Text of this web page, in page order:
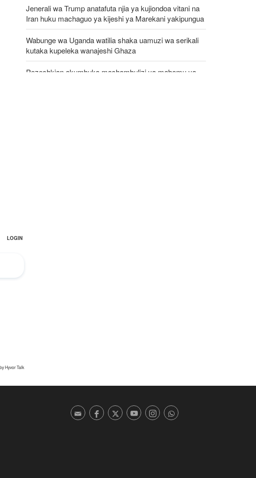
Jenerali wa Trump anatafuta njia ya kujiondoa vitani na
Iran huku machaguo ya kijeshi ya Marekani yakipungua
Wabunge wa Uganda watilia shaka uamuzi wa serikali
kutaka kupeleka wanajeshi Ghaza
Pezeshkian akumbuka mashambulizi ya mabomu ya